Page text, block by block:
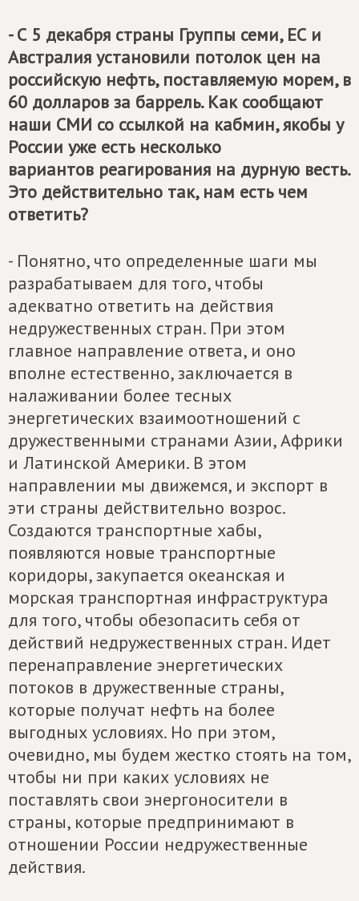
- С 5 декабря страны Группы семи, ЕС и
Австралия установили потолок цен на
российскую нефть, поставляемую морем, в
60 долларов за баррель. Как сообщают
наши СМИ со ссылкой на кабмин, якобы у
России уже есть несколько
вариантов реагирования на дурную весть.
Это действительно так, нам есть чем
ответить?
- Понятно, что определенные шаги мы
разрабатываем для того, чтобы
адекватно ответить на действия
недружественных стран. При этом
главное направление ответа, и оно
вполне естественно, заключается в
налаживании более тесных
энергетических взаимоотношений с
дружественными странами Азии, Африки
и Латинской Америки. В этом
направлении мы движемся, и экспорт в
эти страны действительно возрос.
Создаются транспортные хабы,
появляются новые транспортные
коридоры, закупается океанская и
морская транспортная инфраструктура
для того, чтобы обезопасить себя от
действий недружественных стран. Идет
перенаправление энергетических
потоков в дружественные страны,
которые получат нефть на более
выгодных условиях. Но при этом,
очевидно, мы будем жестко стоять на том,
чтобы ни при каких условиях не
поставлять свои энергоносители в
страны, которые предпринимают в
отношении России недружественные
действия.